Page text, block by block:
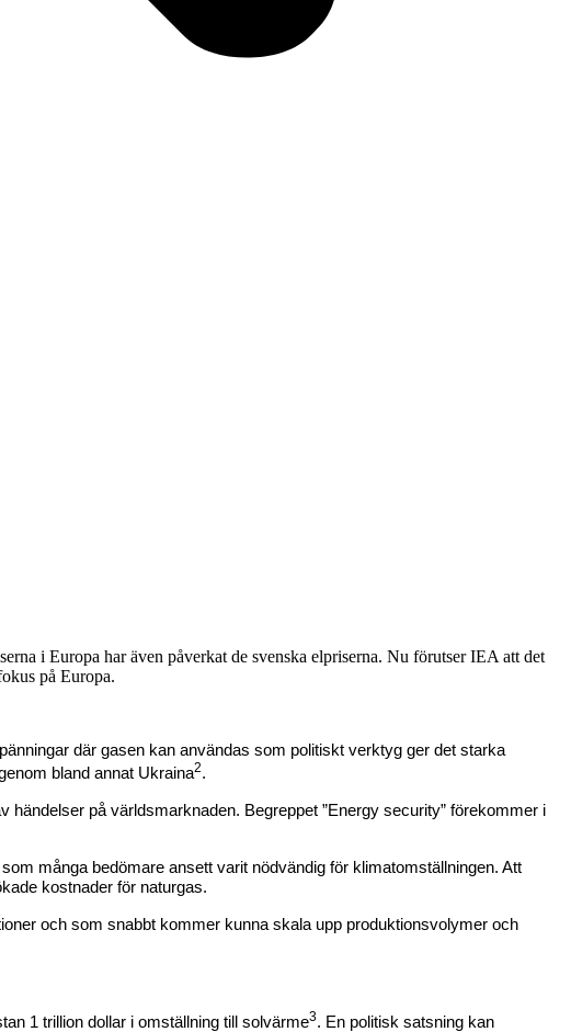
i Europa har även påverkat de svenska elpriserna. Nu förutser IEA att det
på Europa.
där gasen kan användas som politiskt verktyg ger det starka
bland annat Ukraina2.
på världsmarknaden. Begreppet ”Energy security” förekommer i
många bedömare ansett varit nödvändig för klimatomställningen. Att
kostnader för naturgas.
och som snabbt kommer kunna skala upp produktionsvolymer och
1 trillion dollar i omställning till solvärme3. En politisk satsning kan